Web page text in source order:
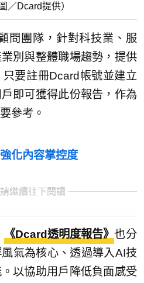
／Dcard提供）
問團隊，針對科技業、服
別與整體職場趨勢，提供
要註冊Dcard帳號並建立
戶即可獲得此份報告，作為
參考。
化內容掌控度
繼續往下閱讀
《Dcard透明度報告》 也分
氣為核心、透過導入AI技
以協助用戶降低負面感受